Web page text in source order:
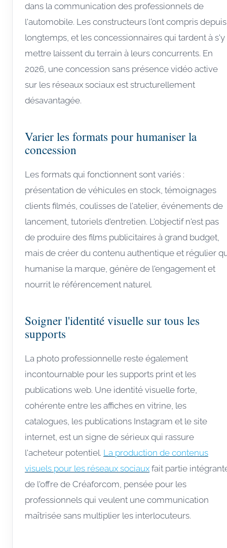
dans la communication des professionnels de
l'automobile. Les constructeurs l'ont compris depuis
longtemps, et les concessionnaires qui tardent à s'y
mettre laissent du terrain à leurs concurrents. En
2026, une concession sans présence vidéo active
sur les réseaux sociaux est structurellement
désavantagée.
Varier les formats pour humaniser la
concession
Les formats qui fonctionnent sont variés :
présentation de véhicules en stock, témoignages
clients filmés, coulisses de l'atelier, événements de
lancement, tutoriels d'entretien. L'objectif n'est pas
de produire des films publicitaires à grand budget,
mais de créer du contenu authentique et régulier
humanise la marque, génère de l'engagement et
nourrit le référencement naturel.
Soigner l'identité visuelle sur tous les
supports
La photo professionnelle reste également
incontournable pour les supports print et les
publications web. Une identité visuelle forte,
cohérente entre les affiches en vitrine, les
catalogues, les publications Instagram et le site
internet, est un signe de sérieux qui rassure
l'acheteur potentiel. La production de contenus
visuels pour les réseaux sociaux fait partie
de l'offre de Créaforcom, pensée pour les
professionnels qui veulent une communication
maîtrisée sans multiplier les interlocuteurs.